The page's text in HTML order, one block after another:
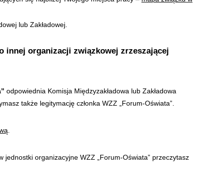
lub Zakładowej.
innej organizacji związkowej zrzeszającej
odpowiednia Komisja Międzyzakładowa lub Zakładowa
także legitymację członka WZZ „Forum-Oświata”.
organizacyjne WZZ „Forum-Oświata” przeczytasz